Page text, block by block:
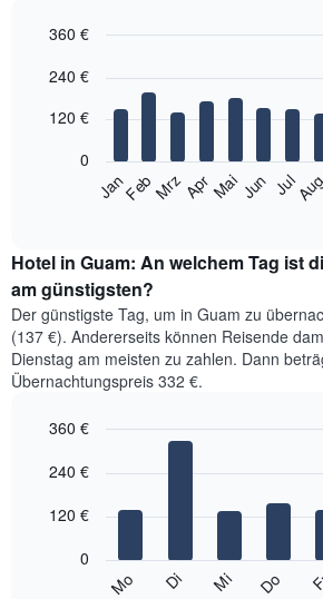
chart
12
bars.
folgende
den
durchschnittlichen
Zimmerpreis
im
jeweiligen
Monat
an.
Diagramm
Achse,
graphic.
JanFebMrzAprMaiJun Jul
0
120 €
240 €
360 €
Hotel in Guam: An welchem Tag ist
am günstigsten?
Der günstigste Tag, um in Guam zu
(137 €). Andererseits können Reisende
Dienstag am meisten zu zahlen. Dann
Übernachtungspreis 332 €.
chart
bars.
graphic.
Mo Di Mi Do
0
120 €
240 €
360 €